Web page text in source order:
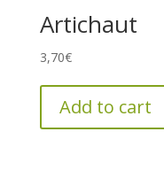
Artichaut
3,70€
Add to cart